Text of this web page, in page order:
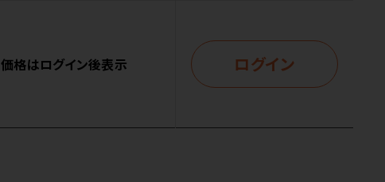
価格はログイン後表示 ログイン